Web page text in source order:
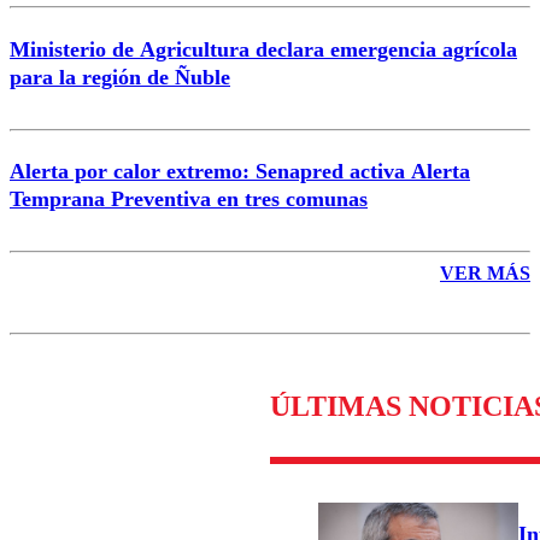
Ministerio de Agricultura declara emergencia agrícola
para la región de Ñuble
Alerta por calor extremo: Senapred activa Alerta
Temprana Preventiva en tres comunas
VER MÁS
ÚLTIMAS